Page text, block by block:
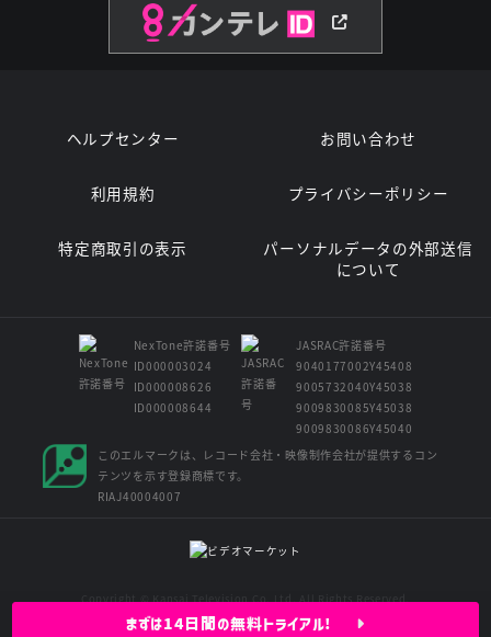
まずは14日間の無料トライアル!
ヘルプセンター お問い合わせ
利用規約 プライバシーポリシー
特定商取引の表示
パーソナルデータの外部送信
について
NexTone許諾番号
ID000003024
ID000008626
ID000008644
JASRAC許諾番号
9040177002Y45408
9005732040Y45038
9009830085Y45038
9009830086Y45040
このエルマークは、レコード会社・映像制作会社が提供するコン
テンツを示す登録商標です。
RIAJ40004007
Copyright © Kansai Television Co. Ltd. All Rights Reserved.